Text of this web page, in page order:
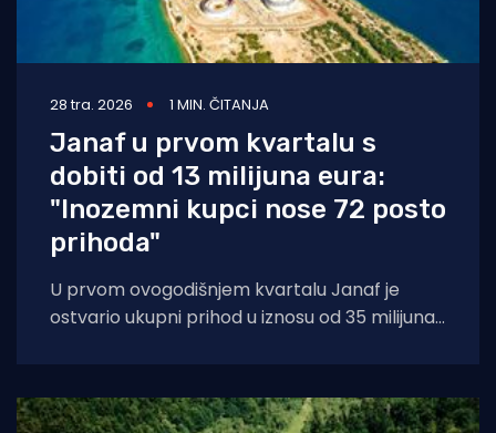
28 tra. 2026 1 MIN. ČITANJA
Janaf u prvom kvartalu s
dobiti od 13 milijuna eura:
"Inozemni kupci nose 72 posto
prihoda"
U prvom ovogodišnjem kvartalu Janaf je
ostvario ukupni prihod u iznosu od 35 milijuna